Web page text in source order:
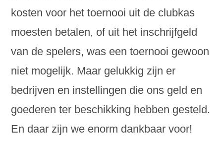
kosten voor het toernooi uit de clubkas
moesten betalen, of uit het inschrijfgeld
van de spelers, was een toernooi gewoon
niet mogelijk. Maar gelukkig zijn er
bedrijven en instellingen die ons geld en
goederen ter beschikking hebben gesteld.
En daar zijn we enorm dankbaar voor!